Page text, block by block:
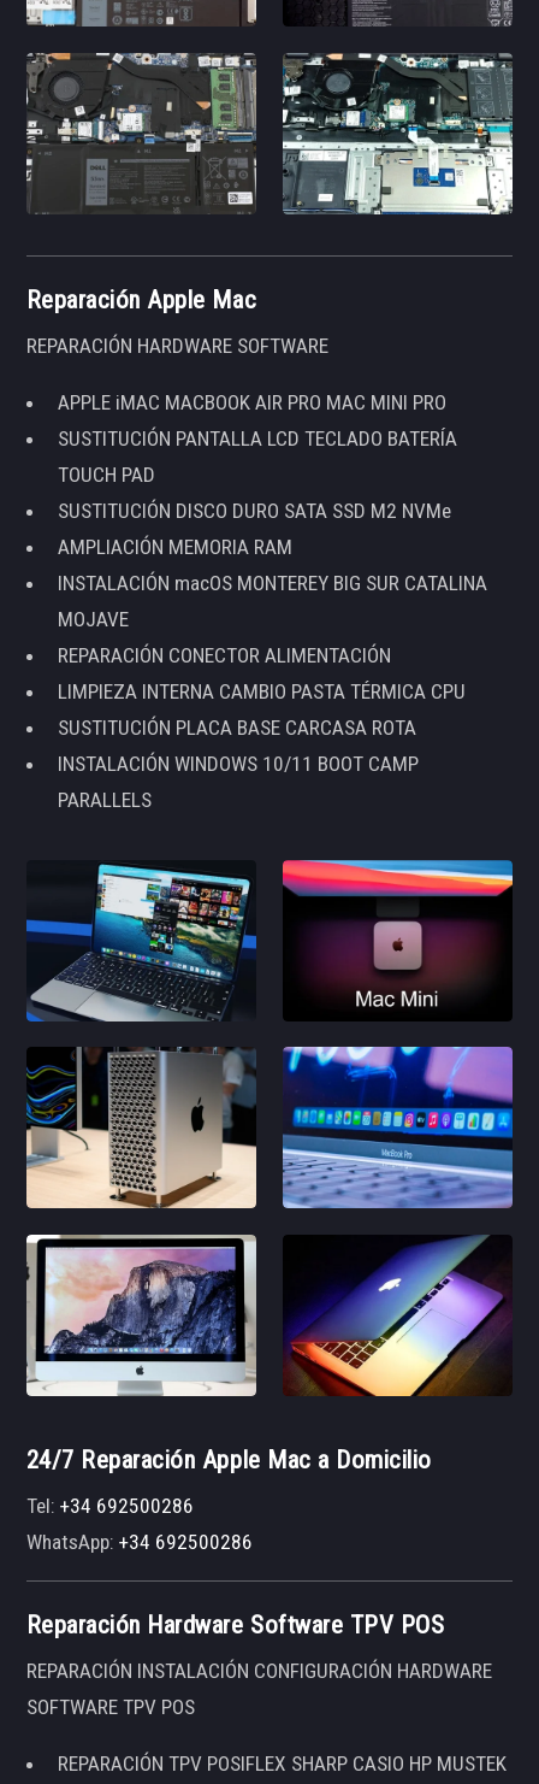
Reparación Apple Mac
REPARACIÓN HARDWARE SOFTWARE
APPLE iMAC MACBOOK AIR PRO MAC MINI PRO
SUSTITUCIÓN PANTALLA LCD TECLADO BATERÍA
TOUCH PAD
SUSTITUCIÓN DISCO DURO SATA SSD M2 NVMe
AMPLIACIÓN MEMORIA RAM
INSTALACIÓN macOS MONTEREY BIG SUR CATALINA
MOJAVE
REPARACIÓN CONECTOR ALIMENTACIÓN
LIMPIEZA INTERNA CAMBIO PASTA TÉRMICA CPU
SUSTITUCIÓN PLACA BASE CARCASA ROTA
INSTALACIÓN WINDOWS 10/11 BOOT CAMP
PARALLELS
24/7 Reparación Apple Mac a Domicilio
Tel:+34 692500286
WhatsApp:+34 692500286
Reparación Hardware Software TPV POS
REPARACIÓN INSTALACIÓN CONFIGURACIÓN HARDWARE
SOFTWARE TPV POS
REPARACIÓN TPV POSIFLEX SHARP CASIO HP MUSTEK